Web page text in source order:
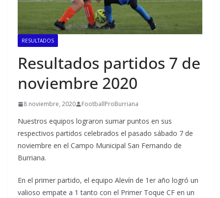
RESULTADOS
Resultados partidos 7 de
noviembre 2020
8 noviembre, 2020 FootballProBurriana
Nuestros equipos lograron sumar puntos en sus
respectivos partidos celebrados el pasado sábado 7 de
noviembre en el Campo Municipal San Fernando de
Burriana.
En el primer partido, el equipo Alevín de 1er año logró un
valioso empate a 1 tanto con el Primer Toque CF en un